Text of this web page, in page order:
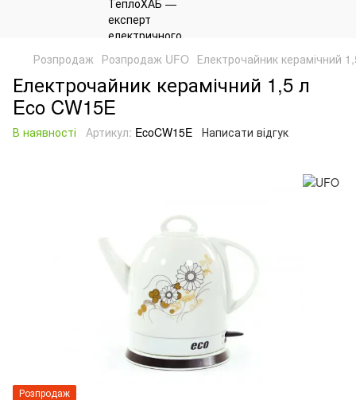
Розпродаж Розпродаж UFO Електрочайник керамічний
Електрочайник керамічний 1,5 л
Eco CW15E
В наявності Артикул: EcoCW15E Написати відгук
Розпродаж